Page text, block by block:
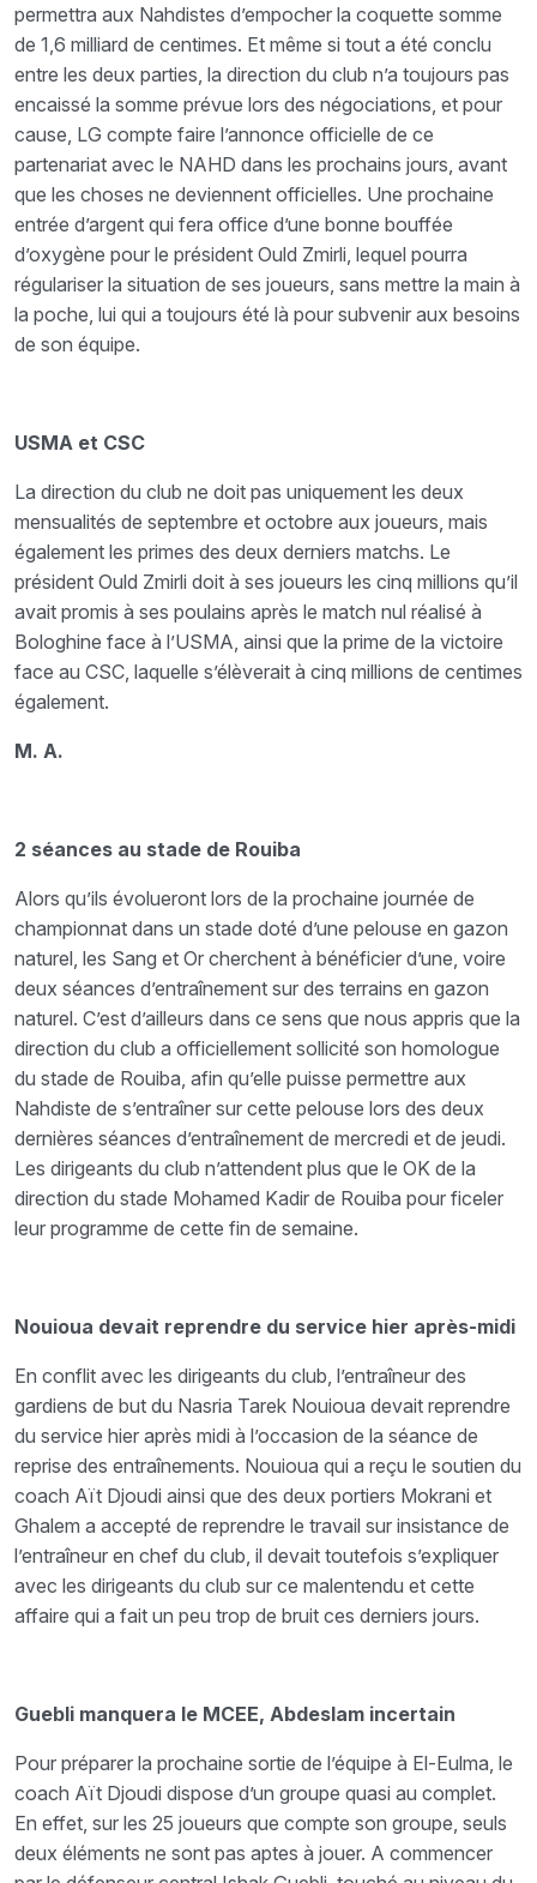
permettra aux Nahdistes d’empocher la coquette somme
de 1,6 milliard de centimes. Et même si tout a été conclu
entre les deux parties, la direction du club n’a toujours pas
encaissé la somme prévue lors des négociations, et pour
cause, LG compte faire l’annonce officielle de ce
partenariat avec le NAHD dans les prochains jours, avant
que les choses ne deviennent officielles. Une prochaine
entrée d’argent qui fera office d’une bonne bouffée
d’oxygène pour le président Ould Zmirli, lequel pourra
régulariser la situation de ses joueurs, sans mettre la main à
la poche, lui qui a toujours été là pour subvenir aux besoins
de son équipe.
USMA et CSC
La direction du club ne doit pas uniquement les deux
mensualités de septembre et octobre aux joueurs, mais
également les primes des deux derniers matchs. Le
président Ould Zmirli doit à ses joueurs les cinq millions qu’il
avait promis à ses poulains après le match nul réalisé à
Bologhine face à l’USMA, ainsi que la prime de la victoire
face au CSC, laquelle s’élèverait à cinq millions de centimes
également.
M. A.
2 séances au stade de Rouiba
Alors qu’ils évolueront lors de la prochaine journée de
championnat dans un stade doté d’une pelouse en gazon
naturel, les Sang et Or cherchent à bénéficier d’une, voire
deux séances d’entraînement sur des terrains en gazon
naturel. C’est d’ailleurs dans ce sens que nous appris que la
direction du club a officiellement sollicité son homologue
du stade de Rouiba, afin qu’elle puisse permettre aux
Nahdiste de s’entraîner sur cette pelouse lors des deux
dernières séances d’entraînement de mercredi et de jeudi.
Les dirigeants du club n’attendent plus que le OK de la
direction du stade Mohamed Kadir de Rouiba pour ficeler
leur programme de cette fin de semaine.
Nouioua devait reprendre du service hier après-midi
En conflit avec les dirigeants du club, l’entraîneur des
gardiens de but du Nasria Tarek Nouioua devait reprendre
du service hier après midi à l’occasion de la séance de
reprise des entraînements. Nouioua qui a reçu le soutien du
coach Aït Djoudi ainsi que des deux portiers Mokrani et
Ghalem a accepté de reprendre le travail sur insistance de
l’entraîneur en chef du club, il devait toutefois s’expliquer
avec les dirigeants du club sur ce malentendu et cette
affaire qui a fait un peu trop de bruit ces derniers jours.
Guebli manquera le MCEE, Abdeslam incertain
Pour préparer la prochaine sortie de l’équipe à El-Eulma, le
coach Aït Djoudi dispose d’un groupe quasi au complet.
En effet, sur les 25 joueurs que compte son groupe, seuls
deux éléments ne sont pas aptes à jouer. A commencer